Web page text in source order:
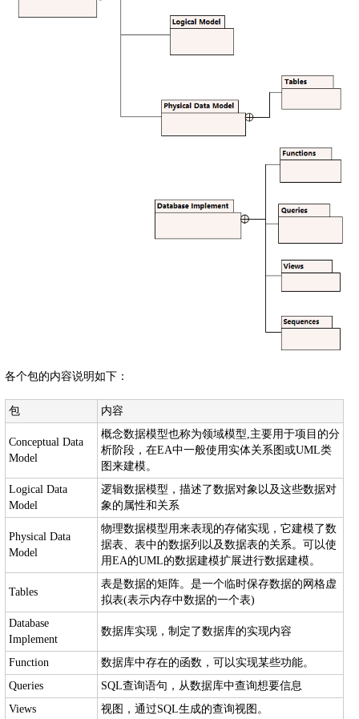
各个包的内容说明如下：
包 内容
Conceptual Data
Model
概念数据模型也称为领域模型,主要用于项目的分
析阶段，在EA中一般使用实体关系图或UML类
图来建模。
Logical Data
Model
逻辑数据模型，描述了数据对象以及这些数据对
象的属性和关系
Physical Data
Model
物理数据模型用来表现的存储实现，它建模了数
据表、表中的数据列以及数据表的关系。可以使
用EA的UML的数据建模扩展进行数据建模。
Tables
表是数据的矩阵。是一个临时保存数据的网格虚
拟表(表示内存中数据的一个表)
Database
Implement
数据库实现，制定了数据库的实现内容
Function
数据库中存在的函数，可以实现某些功能。
Queries
SQL查询语句，从数据库中查询想要信息
Views
视图，通过SQL生成的查询视图。